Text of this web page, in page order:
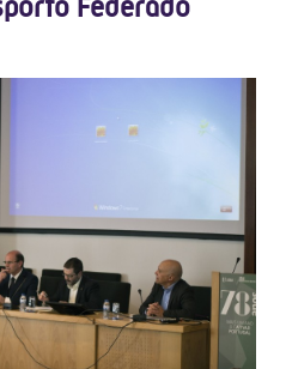
Federado